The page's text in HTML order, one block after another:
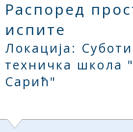
Распоред
испите
Локација:
техничка школа
Сарић"